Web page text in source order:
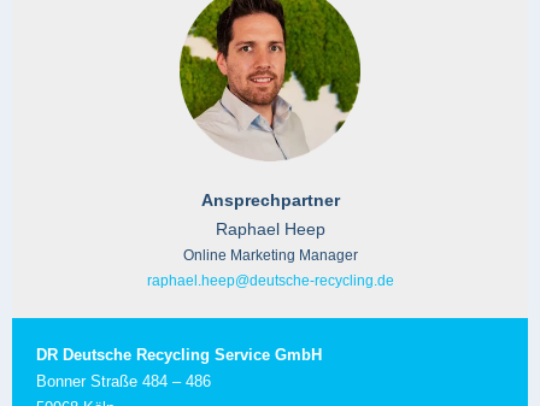
Ansprechpartner
Raphael Heep
Online Marketing Manager
raphael.heep@deutsche-recycling.de
DR Deutsche Recycling Service GmbH
Bonner Straße 484 – 486